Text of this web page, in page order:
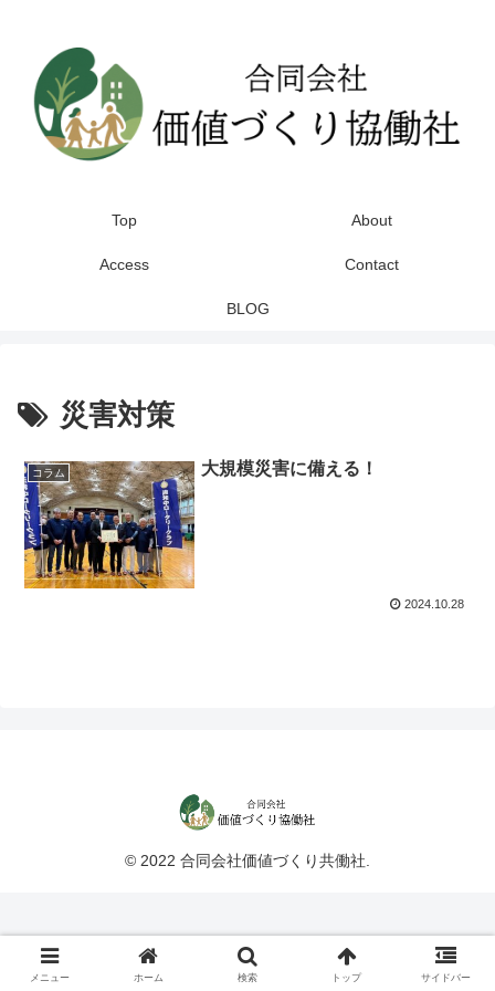
Top About
Access Contact
BLOG
災害対策
コラム 大規模災害に備える！
2024.10.28
© 2022 合同会社価値づくり共働社.
メニュー ホーム 検索 トップ サイドバー